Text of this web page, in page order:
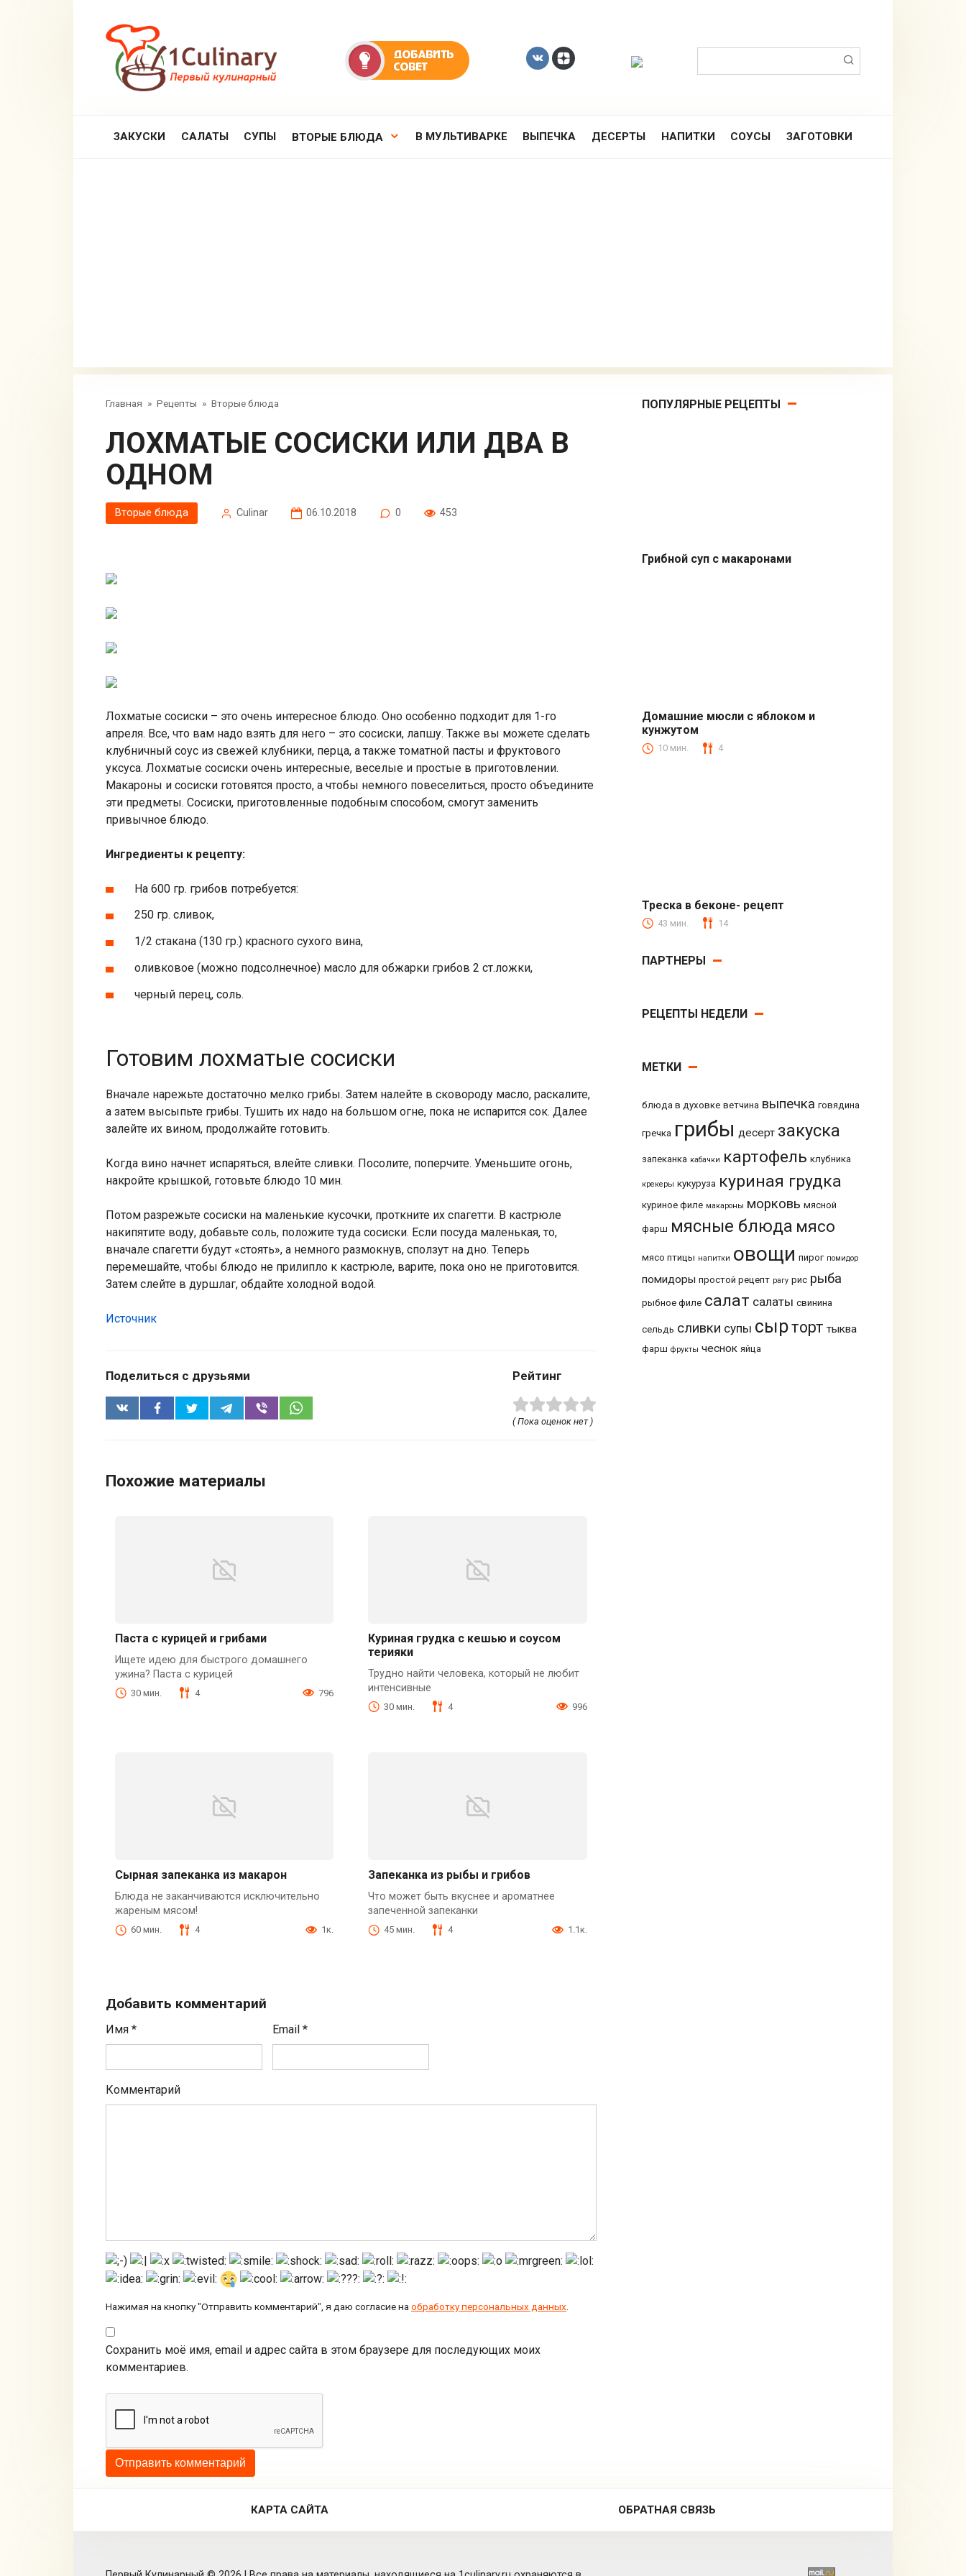
ЗАКУСКИ САЛАТЫ СУПЫ ВТОРЫЕ БЛЮДА В МУЛЬТИВАРКЕ ВЫПЕЧКА ДЕСЕРТЫ НАПИТКИ СОУСЫ ЗАГОТОВКИ
Главная » Рецепты » Вторые блюда
ЛОХМАТЫЕ СОСИСКИ ИЛИ ДВА В
ОДНОМ
Вторые блюда Сulinar 06.10.2018 0 453
Лохматые сосиски – это очень интересное блюдо. Оно особенно подходит для 1-го
апреля. Все, что вам надо взять для него – это сосиски, лапшу. Также вы можете сделать
клубничный соус из свежей клубники, перца, а также томатной пасты и фруктового
уксуса. Лохматые сосиски очень интересные, веселые и простые в приготовлении.
Макароны и сосиски готовятся просто, а чтобы немного повеселиться, просто объедините
эти предметы. Сосиски, приготовленные подобным способом, смогут заменить
привычное блюдо.
Ингредиенты к рецепту:
На 600 гр. грибов потребуется:
250 гр. сливок,
1/2 стакана (130 гр.) красного сухого вина,
оливковое (можно подсолнечное) масло для обжарки грибов 2 ст.ложки,
черный перец, соль.
Готовим лохматые сосиски
Вначале нарежьте достаточно мелко грибы. Затем налейте в сковороду масло, раскалите,
а затем высыпьте грибы. Тушить их надо на большом огне, пока не испарится сок. Далее
залейте их вином, продолжайте готовить.
Когда вино начнет испаряться, влейте сливки. Посолите, поперчите. Уменьшите огонь,
накройте крышкой, готовьте блюдо 10 мин.
Потом разрежьте сосиски на маленькие кусочки, проткните их спагетти. В кастрюле
накипятите воду, добавьте соль, положите туда сосиски. Если посуда маленькая, то,
вначале спагетти будут «стоять», а немного размокнув, сползут на дно. Теперь
перемешайте, чтобы блюдо не прилипло к кастрюле, варите, пока оно не приготовится.
Затем слейте в дуршлаг, обдайте холодной водой.
Источник
Поделиться с друзьями Рейтинг
( Пока оценок нет )
Похожие материалы
Паста с курицей и грибами
Ищете идею для быстрого домашнего
ужина? Паста с курицей
30 мин. 4 796
Куриная грудка с кешью и соусом
терияки
Трудно найти человека, который не любит
интенсивные
30 мин. 4 996
Сырная запеканка из макарон
Блюда не заканчиваются исключительно
жареным мясом!
60 мин. 4 1к.
Запеканка из рыбы и грибов
Что может быть вкуснее и ароматнее
запеченной запеканки
45 мин. 4 1.1к.
Добавить комментарий
Имя * Email*
Комментарий
Нажимая на кнопку "Отправить комментарий", я даю согласие на обработку персональных данных
Сохранить моё имя, email и адрес сайта в этом браузере для последующих моих
комментариев.
ПОПУЛЯРНЫЕ РЕЦЕПТЫ
Грибной суп с макаронами
Быстрые рецепты
Домашние мюсли с яблоком и
кунжутом
10 мин. 4
Закуски
Треска в беконе- рецепт
43 мин. 14
ПАРТНЕРЫ
РЕЦЕПТЫ НЕДЕЛИ
МЕТКИ
блюда в духовке ветчина выпечка говядина
гречка грибы десерт закуска
запеканка кабачки картофель клубника
крекеры кукуруза куриная грудка
куриное филе макароны морковь мясной
фарш мясные блюда мясо
мясо птицы напитки овощи пирог помидор
помидоры простой рецепт рагу рис рыба
рыбное филе салат салаты свинина
сельдь сливки супы сырторт тыква
фарш фрукты чеснок яйца
КАРТА САЙТА ОБРАТНАЯ СВЯЗЬ